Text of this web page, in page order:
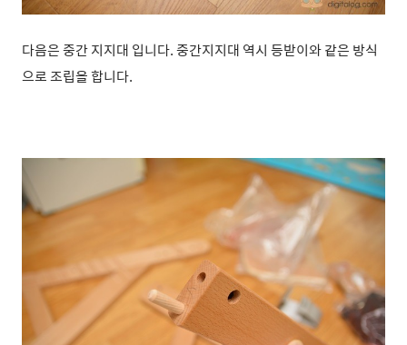
다음은 중간 지지대 입니다. 중간지지대 역시 등받이와 같은 방식
으로 조립을 합니다.